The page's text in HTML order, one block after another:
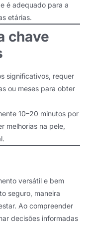
é adequado para a
etárias.
chave
significativos, requer
ou meses para obter
10–20 minutos por
melhorias na pele,
versátil e bem
seguro, maneira
Ao compreender
decisões informadas